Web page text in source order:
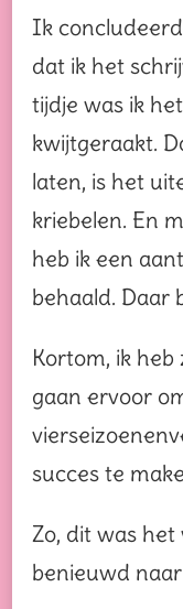
Ik
dat ik het
tijdje was ik
kwijtgeraakt.
laten, is het
kriebelen. En
heb ik een
behaald. Daar
Kortom, ik heb
gaan ervoor
succes te
Zo, dit was
benieuwd